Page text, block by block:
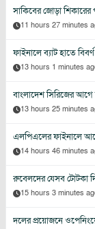
সাকিবের জোড়া শিকারের
11 hours 27 minutes
ফাইনালে ব্যাট হাতে
13 hours 1 minutes
বাংলাদেশ সিরিজের আগে
13 hours 25 minutes
এলপিএলের ফাইনালে
14 hours 46 minutes
রুবেলদের যেসব টোটকা
15 hours 3 minutes
দলের প্রয়োজনে